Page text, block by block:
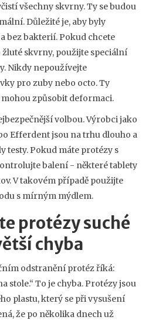
všechny skvrny. Ty se budou
Důležité je, aby byly
bez bakterií. Pokud chcete
skvrny, použijte speciální
Nikdy nepoužívejte
pro zuby nebo octo. Ty
způsobit deformaci.
volbou. Výrobci jako
Efferdent jsou na trhu dlouho a
testy. Pokud máte protézy s
balení - některé tablety
V takovém případě použijte
s mírným mýdlem.
protézy suché
chyba
odstranění protéz říká:
stole.“ To je chyba. Protézy jsou
plastu, který se při vysušení
že po několika dnech už